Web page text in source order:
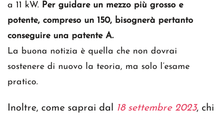
a 11 kW. Per guidare un mezzo più grosso e
potente, compreso un 150, bisognerà pertanto
conseguire una patente A.
La buona notizia è quella che non dovrai
sostenere di nuovo la teoria, ma solo l’esame
pratico.
Inoltre, come saprai dal 18 settembre 2023, chi